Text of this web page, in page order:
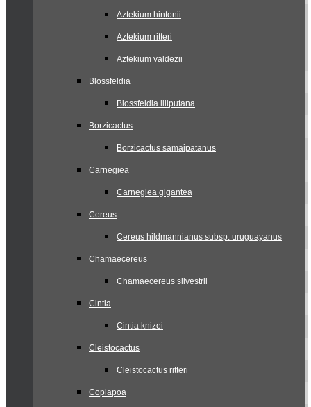
Aztekium hintonii
Aztekium ritteri
Aztekium valdezii
Blossfeldia
Blossfeldia liliputana
Borzicactus
Borzicactus samaipatanus
Carnegiea
Carnegiea gigantea
Cereus
Cereus hildmannianus subsp. uruguayanus
Chamaecereus
Chamaecereus silvestrii
Cintia
Cintia knizei
Cleistocactus
Cleistocactus ritteri
Copiapoa